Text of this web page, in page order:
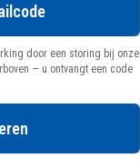
door een storing bij onze
— u ontvangt een code